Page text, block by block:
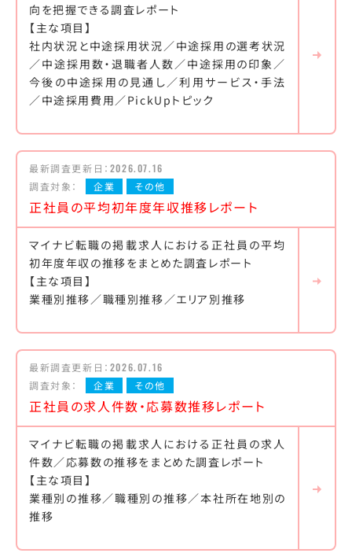
向を把握できる調査レポート
【主な項目】
社内状況と中途採用状況／中途採用の選考状況
／中途採用数・退職者人数／中途採用の印象／
今後の中途採用の見通し／利用サービス・手法
／中途採用費用／PickUpトピック
最新調査更新日： 2026.07.16
調査対象：
企業 その他
正社員の平均初年度年収推移レポート
マイナビ転職の掲載求人における正社員の平均
初年度年収の推移をまとめた調査レポート
【主な項目】
業種別推移／職種別推移／エリア別推移
最新調査更新日： 2026.07.16
調査対象：
企業 その他
正社員の求人件数・応募数推移レポート
マイナビ転職の掲載求人における正社員の求人
件数／応募数の推移をまとめた調査レポート
【主な項目】
業種別の推移／職種別の推移／本社所在地別の
推移